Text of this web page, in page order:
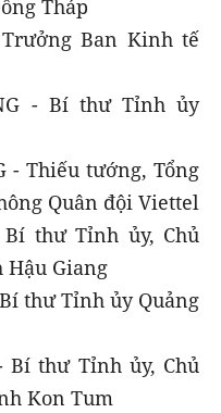
Tháp
Ban Kinh tế
- Bí thư Tỉnh ủy
- Thiếu tướng, Tổng
Quân đội Viettel
Bí thư Tỉnh ủy, Chủ
Giang
thư Tỉnh ủy Quảng
Bí thư Tỉnh ủy, Chủ
Kon Tum